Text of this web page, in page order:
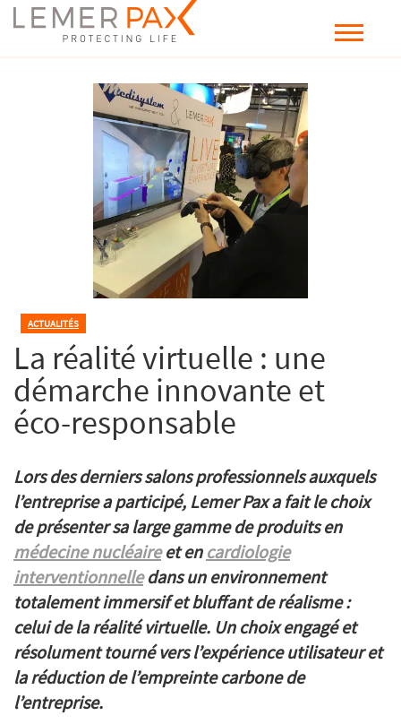
ACTUALITÉS
La réalité virtuelle : une
démarche innovante et
éco-responsable
Lors des derniers salons professionnels auxquels
l’entreprise a participé, Lemer Pax a fait le choix
de présenter sa large gamme de produits en
médecine nucléaireet en cardiologie
interventionnelledans un environnement
totalement immersif et bluffant de réalisme :
celui de la réalité virtuelle. Un choix engagé et
résolument tourné vers l’expérience utilisateur et
la réduction de l’empreinte carbone de
l’entreprise.